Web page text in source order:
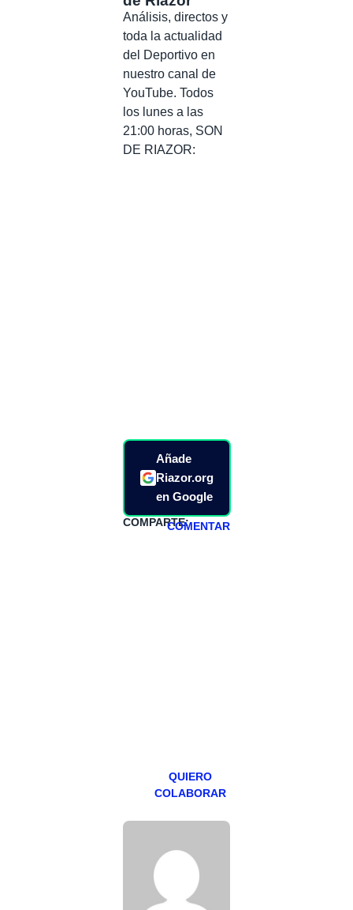
Análisis, directos y
toda la actualidad
del Deportivo en
nuestro canal de
YouTube. Todos
los lunes a las
21:00 horas, SON
DE RIAZOR:
Añade
Riazor.org
en Google
COMPARTE:COMENTAR
QUIERO
COLABORAR